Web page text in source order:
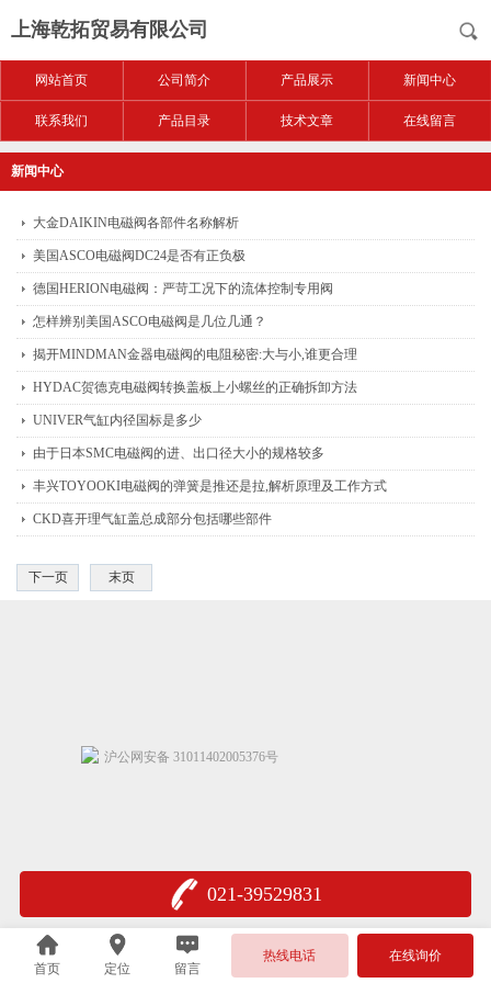
上海乾拓贸易有限公司
网站首页 公司简介 产品展示 新闻中心
联系我们 产品目录 技术文章 在线留言
新闻中心
大金DAIKIN电磁阀各部件名称解析
美国ASCO电磁阀DC24是否有正负极
德国HERION电磁阀：严苛工况下的流体控制专用阀
怎样辨别美国ASCO电磁阀是几位几通？
揭开MINDMAN金器电磁阀的电阻秘密:大与小,谁更合理
HYDAC贺德克电磁阀转换盖板上小螺丝的正确拆卸方法
UNIVER气缸内径国标是多少
由于日本SMC电磁阀的进、出口径大小的规格较多
丰兴TOYOOKI电磁阀的弹簧是推还是拉,解析原理及工作方式
CKD喜开理气缸盖总成部分包括哪些部件
下一页 末页
021-39529831
首页 定位 留言
热线电话 在线询价
沪公网安备 31011402005376号